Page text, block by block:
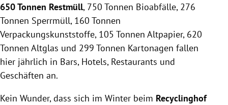
650 Tonnen Restmüll, 750 Tonnen Bioabfälle, 276
Tonnen Sperrmüll, 160 Tonnen
Verpackungskunststoffe, 105 Tonnen Altpapier, 620
Tonnen Altglas und 299 Tonnen Kartonagen fallen
hier jährlich in Bars, Hotels, Restaurants und
Geschäften an.
Kein Wunder, dass sich im Winter beim Recyclinghof